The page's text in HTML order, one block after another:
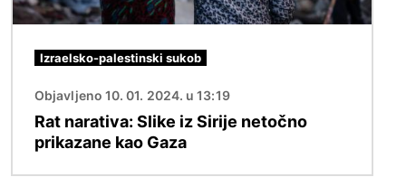
Izraelsko-palestinski sukob
Objavljeno 10. 01. 2024. u 13:19
Rat narativa: Slike iz Sirije netočno
prikazane kao Gaza